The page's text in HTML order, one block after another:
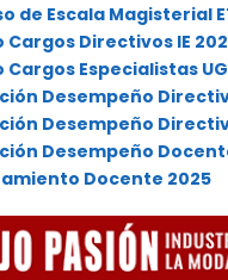
de Escala Magisterial
Cargos Directivos IE
Cargos Especialistas
Desempeño
Desempeño
Desempeño
Docente 2025